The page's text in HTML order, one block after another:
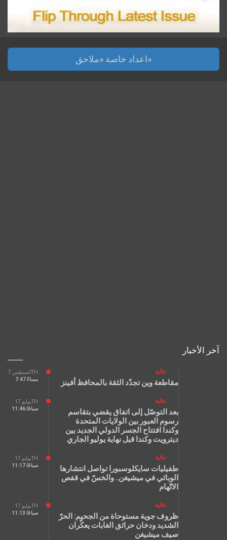
اعداد خاصة «ملاحق»
آخر الأخبار
أغسطس 7TH
7:47 مساءً
جالية
مقاطعة وين تجدّد الثقة بالمحافظ أفينز
يوليو 17TH
11:46 صباحًا
جالية
بعد التوصّل إلى اتفاق يقضي بتقاسم
رسوم العبور بين الولايات المتحدة
وكندا افتتاح الجسر الدولي الجديد بين
ديترويت وكندا قبل نهاية يوليو الجاري
يوليو 17TH
11:17 صباحًا
جالية
طفيليات سايكلوسبورا تواصل انتشارها
الوبائي في ميشيغن.. والخسّ في قفص
الاتّهام
يوليو 17TH
11:13 صباحًا
جالية
ظروف جوية مستوحاة من الجحيم: الحرّ
الشديد ودخان حرائق الغابات يعكّران
صيف ميشيغن